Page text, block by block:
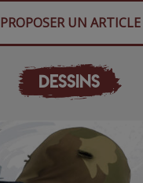
PROPOSER UN ARTICLE
DESSINS